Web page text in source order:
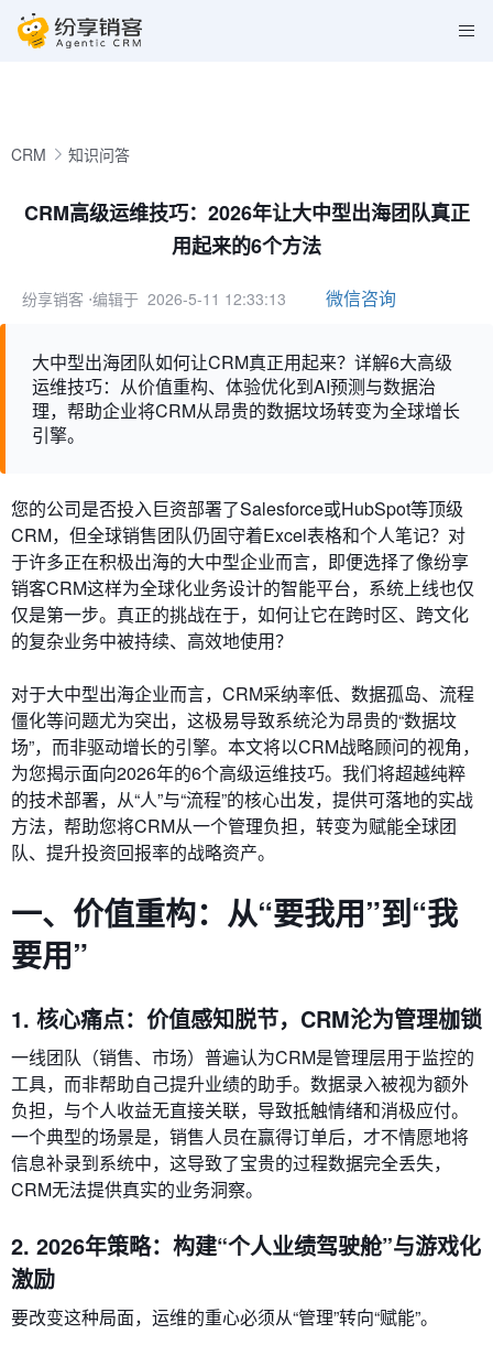
CRM 知识问答
CRM高级运维技巧：2026年让大中型出海团队真正
用起来的6个方法
纷享销客 ⋅编辑于 2026-5-11 12:33:13 微信咨询
大中型出海团队如何让CRM真正用起来？详解6大高级
运维技巧：从价值重构、体验优化到AI预测与数据治
理，帮助企业将CRM从昂贵的数据坟场转变为全球增长
引擎。
您的公司是否投入巨资部署了Salesforce或HubSpot等顶级
CRM，但全球销售团队仍固守着Excel表格和个人笔记？对
于许多正在积极出海的大中型企业而言，即便选择了像纷享
销客CRM这样为全球化业务设计的智能平台，系统上线也仅
仅是第一步。真正的挑战在于，如何让它在跨时区、跨文化
的复杂业务中被持续、高效地使用？
对于大中型出海企业而言，CRM采纳率低、数据孤岛、流程
僵化等问题尤为突出，这极易导致系统沦为昂贵的“数据坟
场”，而非驱动增长的引擎。本文将以CRM战略顾问的视角，
为您揭示面向2026年的6个高级运维技巧。我们将超越纯粹
的技术部署，从“人”与“流程”的核心出发，提供可落地的实战
方法，帮助您将CRM从一个管理负担，转变为赋能全球团
队、提升投资回报率的战略资产。
一、价值重构：从“要我用”到“我
要用”
1. 核心痛点：价值感知脱节，CRM沦为管理枷锁
一线团队（销售、市场）普遍认为CRM是管理层用于监控的
工具，而非帮助自己提升业绩的助手。数据录入被视为额外
负担，与个人收益无直接关联，导致抵触情绪和消极应付。
一个典型的场景是，销售人员在赢得订单后，才不情愿地将
信息补录到系统中，这导致了宝贵的过程数据完全丢失，
CRM无法提供真实的业务洞察。
2. 2026年策略：构建“个人业绩驾驶舱”与游戏化
激励
要改变这种局面，运维的重心必须从“管理”转向“赋能”。